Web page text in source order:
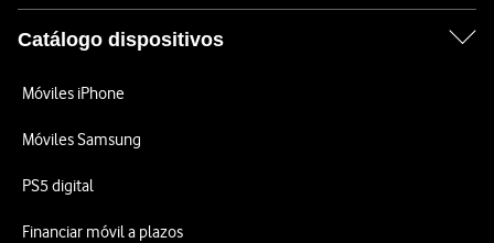
Catálogo dispositivos
Móviles iPhone
Móviles Samsung
PS5 digital
Financiar móvil a plazos